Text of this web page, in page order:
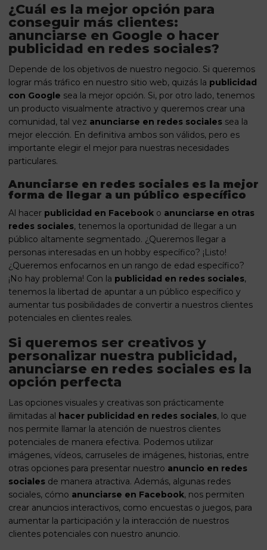
¿Cuál es la mejor opción para
conseguir más clientes:
anunciarse en Google o hacer
publicidad en redes sociales?
Depende de los objetivos de nuestro negocio. Si queremos
lograr más tráfico en nuestro sitio web, quizás la publicidad
con Google sea la mejor opción. Si, por otro lado, tenemos
un producto visualmente atractivo y queremos crear una
comunidad, tal vez anunciarse en redes sociales sea la
mejor elección. En definitiva ambos son válidos, pero es
importante elegir el mejor para nuestras necesidades
particulares.
Anunciarse en redes sociales es la mejor
forma de llegar a un público específico
Al hacer publicidad en Facebook o anunciarse en otras
redes sociales, tenemos la oportunidad de llegar a un
público altamente segmentado. ¿Queremos llegar a
personas interesadas en un hobby específico? ¡Listo!
¿Queremos enfocarnos en un rango de edad específico?
¡No hay problema! Con la publicidad en redes sociales,
tenemos la libertad de apuntar a un público específico y
aumentar tus posibilidades de convertir a nuestros clientes
potenciales en clientes reales.
Si queremos ser creativos y
personalizar nuestra publicidad,
anunciarse en redes sociales es la
opción perfecta
Las opciones visuales y creativas son prácticamente
ilimitadas al hacer publicidad en redes sociales, lo que
nos permite llamar la atención de nuestros clientes
potenciales de manera efectiva. Podemos utilizar
imágenes, vídeos, carruseles de imágenes, historias, entre
otras opciones para presentar nuestro anuncio en redes
sociales de manera atractiva. Además, algunas redes
sociales, cómo anunciarse en Facebook, nos permiten
crear anuncios interactivos, como encuestas o juegos, para
aumentar la participación y la interacción de nuestros
clientes potenciales con nuestro anuncio.